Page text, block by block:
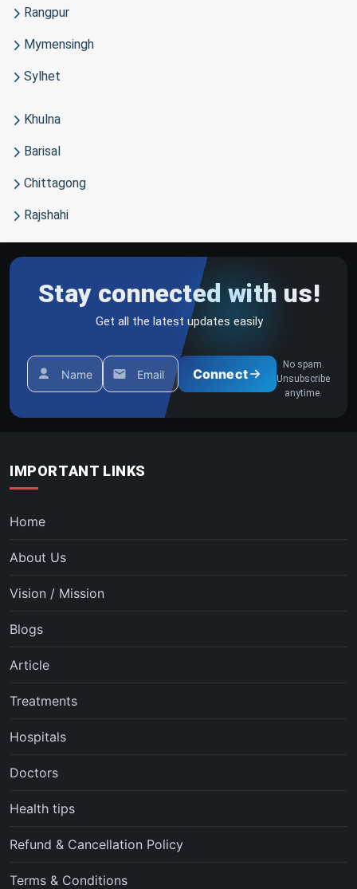
Rangpur
Mymensingh
Sylhet
Khulna
Barisal
Chittagong
Rajshahi
Stay connected with us!
Get all the latest updates easily
Name Email Connect
No spam.
Unsubscribe
anytime.
IMPORTANT LINKS
Home
About Us
Vision / Mission
Blogs
Article
Treatments
Hospitals
Doctors
Health tips
Refund & Cancellation Policy
Terms & Conditions